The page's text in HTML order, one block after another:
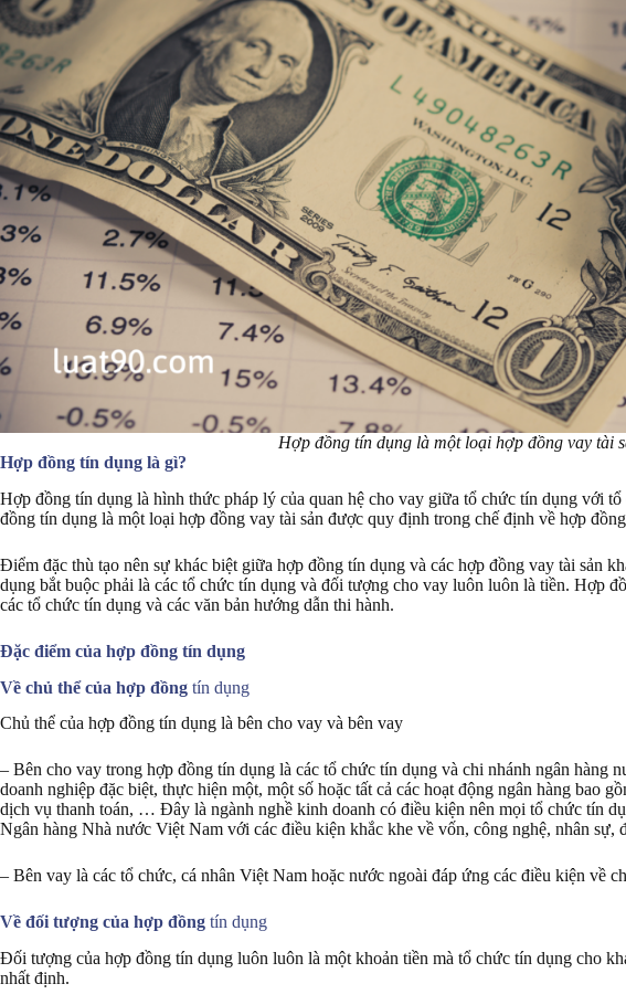
Hợp đồng tín dụng là một loại hợp đồng vay tài
Hợp đồng tín dụng là gì?
Hợp đồng tín dụng là hình thức pháp lý của quan hệ cho vay giữa tổ chức tín dụng với
đồng tín dụng là một loại hợp đồng vay tài sản được quy định trong chế định về hợp
Điểm đặc thù tạo nên sự khác biệt giữa hợp đồng tín dụng và các hợp đồng vay tài sản
dụng bắt buộc phải là các tổ chức tín dụng và đối tượng cho vay luôn luôn là tiền. Hợp
các tổ chức tín dụng và các văn bản hướng dẫn thi hành.
Đặc điểm của hợp đồng tín dụng
Về chủ thể của hợp đồng tín dụng
Chủ thể của hợp đồng tín dụng là bên cho vay và bên vay
– Bên cho vay trong hợp đồng tín dụng là các tổ chức tín dụng và chi nhánh ngân hàng
doanh nghiệp đặc biệt, thực hiện một, một số hoặc tất cả các hoạt động ngân hàng bao
dịch vụ thanh toán, … Đây là ngành nghề kinh doanh có điều kiện nên mọi tổ chức tín
Ngân hàng Nhà nước Việt Nam với các điều kiện khắc khe về vốn, công nghệ, nhân sự,
– Bên vay là các tổ chức, cá nhân Việt Nam hoặc nước ngoài đáp ứng các điều kiện về
Về đối tượng của hợp đồng tín dụng
Đối tượng của hợp đồng tín dụng luôn luôn là một khoản tiền mà tổ chức tín dụng cho
nhất định.